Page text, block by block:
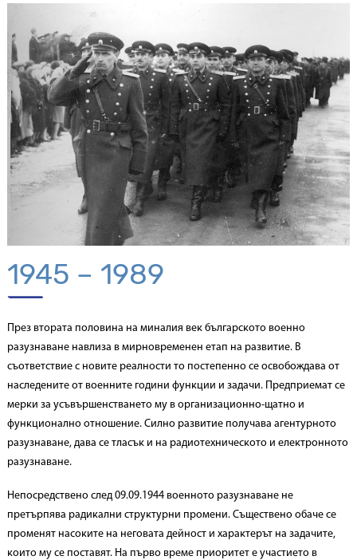
1945 – 1989
През втората половина на миналия век българското военно
разузнаване навлиза в мирновременен етап на развитие. В
съответствие с новите реалности то постепенно се освобождава от
наследените от военните години функции и задачи. Предприемат се
мерки за усъвършенстването му в организационно-щатно и
функционално отношение. Силно развитие получава агентурното
разузнаване, дава се тласък и на радиотехническото и електронното
разузнаване.
Непосредствено след 09.09.1944 военното разузнаване не
претърпява радикални структурни промени. Съществено обаче се
променят насоките на неговата дейност и характерът на задачите,
които му се поставят. На първо време приоритет е участието в